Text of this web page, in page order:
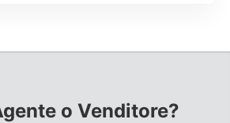
o Venditore?